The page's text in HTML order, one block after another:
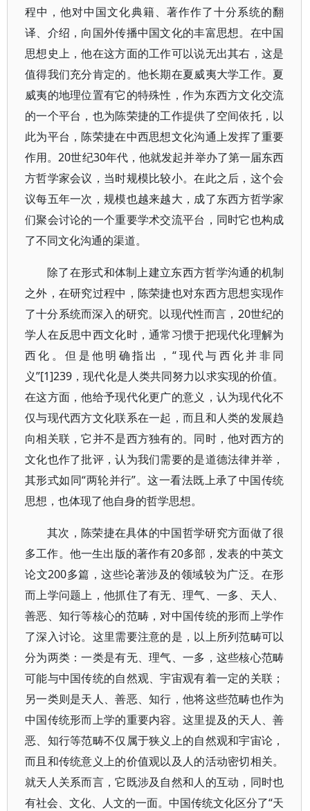
程中，他对中国文化典籍、著作作了十分系统的翻
译、介绍，向国外传播中国文化的丰富思想。在中国
思想史上，他在这方面的工作可以说无出其右，这是
值得我们充分肯定的。他长期在夏威夷大学工作。夏
威夷的地理位置有它的特殊性，作为东西方文化交流
的一个平台，也为陈荣捷的工作提供了空间依托，以
此为平台，陈荣捷在中西思想文化沟通上发挥了重要
作用。20世纪30年代，他就发起并举办了第一届东西
方哲学家会议，当时规模比较小。在此之后，这个会
议每五年一次，规模也越来越大，成了东西方哲学家
们聚会讨论的一个重要学术交流平台，同时它也构成
了不同文化沟通的渠道。
除了在形式和体制上建立东西方哲学沟通的机制
之外，在研究过程中，陈荣捷也对东西方思想实现作
了十分系统而深入的研究。以现代性而言，20世纪的
学人在反思中西文化时，通常习惯于把现代化理解为
西化。但是他明确指出，“现代与西化并非同
义”[1]239，现代化是人类共同努力以求实现的价值。
在这方面，他给予现代化更广的意义，认为现代化不
仅与现代西方文化联系在一起，而且和人类的发展趋
向相关联，它并不是西方独有的。同时，他对西方的
文化也作了批评，认为我们需要的是道德法律并举，
其形式如同“两轮并行”。这一看法既上承了中国传统
思想，也体现了他自身的哲学思想。
其次，陈荣捷在具体的中国哲学研究方面做了很
多工作。他一生出版的著作有20多部，发表的中英文
论文200多篇，这些论著涉及的领域较为广泛。在形
而上学问题上，他抓住了有无、理气、一多、天人、
善恶、知行等核心的范畴，对中国传统的形而上学作
了深入讨论。这里需要注意的是，以上所列范畴可以
分为两类：一类是有无、理气、一多，这些核心范畴
可能与中国传统的自然观、宇宙观有着一定的关联；
另一类则是天人、善恶、知行，他将这些范畴也作为
中国传统形而上学的重要内容。这里提及的天人、善
恶、知行等范畴不仅属于狭义上的自然观和宇宙论，
而且和传统意义上的价值观以及人的活动密切相关。
就天人关系而言，它既涉及自然和人的互动，同时也
有社会、文化、人文的一面。中国传统文化区分了“天